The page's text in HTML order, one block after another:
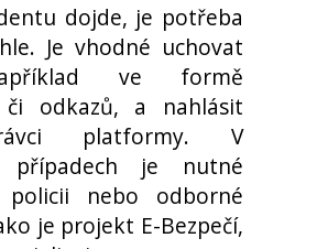
dojde, je potřeba
Je vhodné uchovat
ve formě
či odkazů, a nahlásit
platformy. V
případech je nutné
policii nebo odborné
je projekt E-Bezpečí,